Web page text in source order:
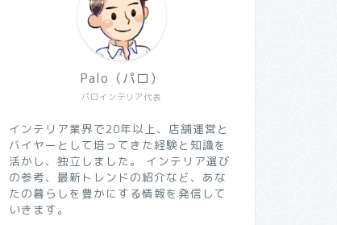
パロインテリア代表
Palo（パロ）
インテリア業界で20年以上、店舗運営と
バイヤーとして培ってきた経験と知識を
活かし、独立しました。 インテリア選び
の参考、最新トレンドの紹介など、あな
たの暮らしを豊かにする情報を発信して
いきます。